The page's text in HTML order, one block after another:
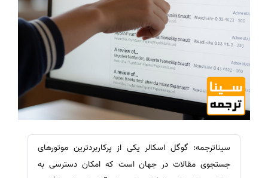
سیناترجمه: گوگل اسکالر یکی از پرکاربردترین موتورهای
جستجوی مقالات در جهان است که امکان دسترسی به